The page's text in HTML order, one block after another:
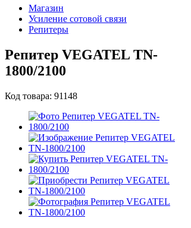
Магазин
Усиление сотовой связи
Репитеры
Репитер VEGATEL TN-
1800/2100
Код товара: 91148